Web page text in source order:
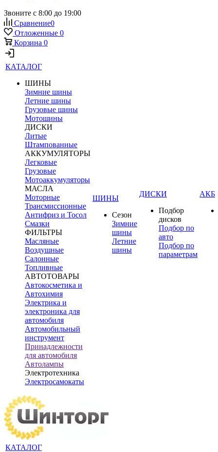
Звоните с 8:00 до 19:00
Сравнение0
Отложенные 0
Корзина 0
КАТАЛОГ
ШИНЫ
Зимние шины
Летние шины
Грузовые шины
Мотошины
ДИСКИ
Литые
Штампованные
АККУМУЛЯТОРЫ
Легковые
Грузовые
Мотоаккумуляторы
МАСЛА
Моторные
Трансмиссионные
Антифриз и Тосол
Смазки
ФИЛЬТРЫ
Масляные
Воздушные
Салонные
Топливные
АВТОТОВАРЫ
Автокосметика и
Автохимия
Электрика и
электроника для
автомобиля
Автомобильный
инструмент
Принадлежности
для автомобиля
Автолампы
Электротехника
Электросамокаты
ШИНЫ
Сезон
Зимние
шины
Летние
шины
ДИСКИ
Подбор
дисков
Подбор по
авто
Подбор по
параметрам
АКБ
КАТАЛОГ